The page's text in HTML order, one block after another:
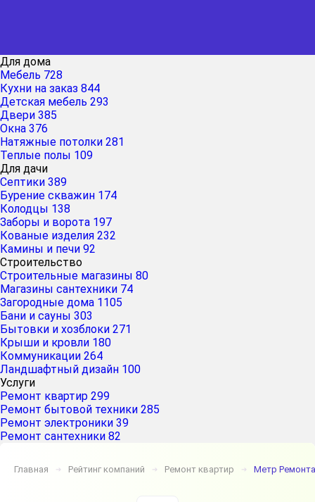
Для дома
Мебель 728
Кухни на заказ 844
Детская мебель 293
Двери 385
Окна 376
Натяжные потолки 281
Теплые полы 109
Для дачи
Септики 389
Бурение скважин 174
Колодцы 138
Заборы и ворота 197
Кованые изделия 232
Камины и печи 92
Строительство
Строительные магазины 80
Магазины сантехники 74
Загородные дома 1105
Бани и сауны 303
Бытовки и хозблоки 271
Крыши и кровли 180
Коммуникации 264
Ландшафтный дизайн 100
Услуги
Ремонт квартир 299
Ремонт бытовой техники 285
Ремонт электроники 39
Ремонт сантехники 82
Главная ➔ Рейтинг компаний ➔ Ремонт квартир ➔ Метр Ремонта